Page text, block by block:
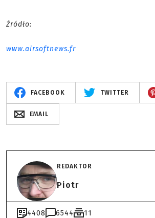
Źródło:
www.airsoftnews.fr
FACEBOOK TWITTER
EMAIL
REDAKTOR
Piotr
4408 6544 11